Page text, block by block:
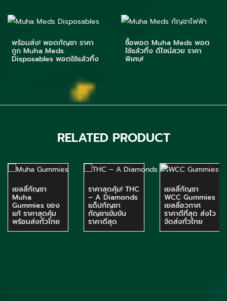
พร้อมส่ง! พอตกัญชา ราคา
ถูก Muha Meds
Disposables พอตใช้แล้วทิ้ง
ซื้อพอต Muha Meds พอต
ใช้แล้วทิ้ง ดีไซน์สวย ราคา
พิเศษ!
RELATED PRODUCT
เยลลี่กัญชา
Muha
Gummies ของ
แท้ ราคาสุดคุ้ม
พร้อมส่งทั่วไทย
ราคาสุดคุ้ม! THC
– A Diamonds
แด็ปกัญชา
กัญชาเข้มข้น
ราคาดีสุด
เยลลี่กัญชา
WCC Gummies
เยลลี่อวกาศ
ราคาดีที่สุด ส่งไว
จัดส่งทั่วไทย